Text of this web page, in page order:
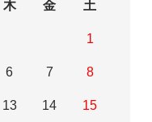
木 金 土
1
6 7 8
13 14 15